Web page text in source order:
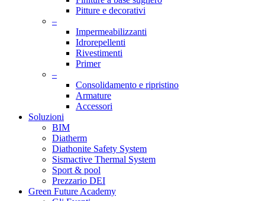
Pitture e decorativi
–
Impermeabilizzanti
Idrorepellenti
Rivestimenti
Primer
–
Consolidamento e ripristino
Armature
Accessori
Soluzioni
BIM
Diatherm
Diathonite Safety System
Sismactive Thermal System
Sport & pool
Prezzario DEI
Green Future Academy